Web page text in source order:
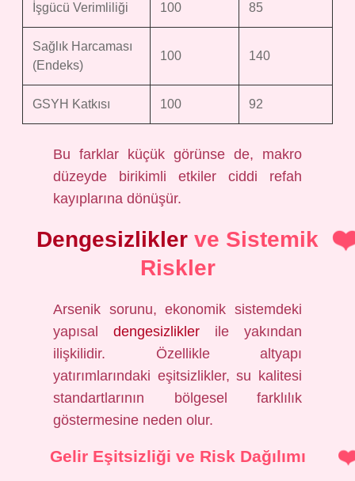
İşgücü Verimliliği 100 85
Sağlık Harcaması
(Endeks)
100 140
GSYH Katkısı 100 92
Bu farklar küçük görünse de, makro
düzeyde birikimli etkiler ciddi refah
kayıplarına dönüşür.
Dengesizlikler ve Sistemik
Riskler
Arsenik sorunu, ekonomik sistemdeki
yapısaldengesizlikler ile yakından
ilişkilidir. Özellikle altyapı
yatırımlarındaki eşitsizlikler, su kalitesi
standartlarının bölgesel farklılık
göstermesine neden olur.
Gelir Eşitsizliği ve Risk Dağılımı